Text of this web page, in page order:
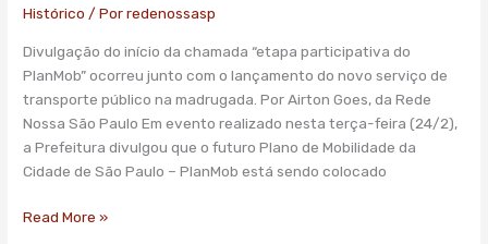
Histórico / Porredenossasp
Divulgação do início da chamada “etapa participativa do
PlanMob” ocorreu junto com o lançamento do novo serviço de
transporte público na madrugada. Por Airton Goes, da Rede
Nossa São Paulo Em evento realizado nesta terça-feira (24/2),
a Prefeitura divulgou que o futuro Plano de Mobilidade da
Cidade de São Paulo – PlanMob está sendo colocado
Read More »